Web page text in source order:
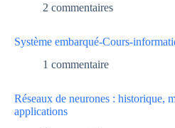
2 commentaires
Système embarqué-Cours-
1 commentaire
Réseaux de neurones : historique,
applications